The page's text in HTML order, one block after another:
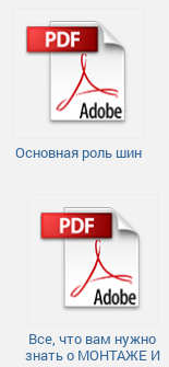
Основная роль шин
Все, что вам нужно
знать о МОНТАЖЕ И